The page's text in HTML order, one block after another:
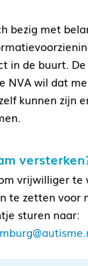
bezig met
in de buurt.
NVA wil dat
kunnen zijn
vrijwilliger te
te zetten voor
sturen naar: